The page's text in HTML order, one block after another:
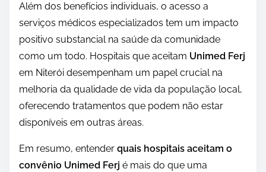
Além dos benefícios individuais, o acesso a
serviços médicos especializados tem um impacto
positivo substancial na saúde da comunidade
como um todo. Hospitais que aceitam Unimed Ferj
em Niterói desempenham um papel crucial na
melhoria da qualidade de vida da população local,
oferecendo tratamentos que podem não estar
disponíveis em outras áreas.
Em resumo, entender quais hospitais aceitam o
convênio Unimed Ferj é mais do que uma